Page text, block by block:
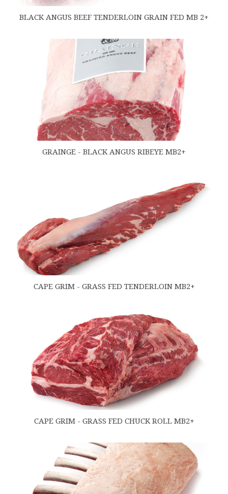
BLACK ANGUS BEEF TENDERLOIN GRAIN FED MB 2+
GRAINGE - BLACK ANGUS RIBEYE MB2+
CAPE GRIM - GRASS FED TENDERLOIN MB2+
CAPE GRIM - GRASS FED CHUCK ROLL MB2+